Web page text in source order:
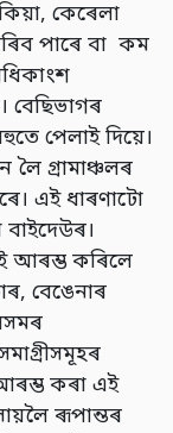
কেৰেলা
পাৰে বা কম
বেছিভাগৰ
পেলাই দিয়ে।
গ্ৰামাঞ্চলৰ
এই ধাৰণাটো
আৰম্ভ কৰিলে
বেঙেনাৰ
কৰা এই
ৰূপান্তৰ